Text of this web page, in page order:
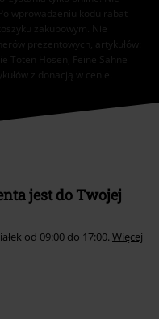
wprowadzeniu kodu rabat
zakupowym. Nie
prezentowych, artykułów:
Toten Hosen, Feine Sahne
z donacją w cenie.
jest do Twojej
od 09:00 do 17:00. Więcej